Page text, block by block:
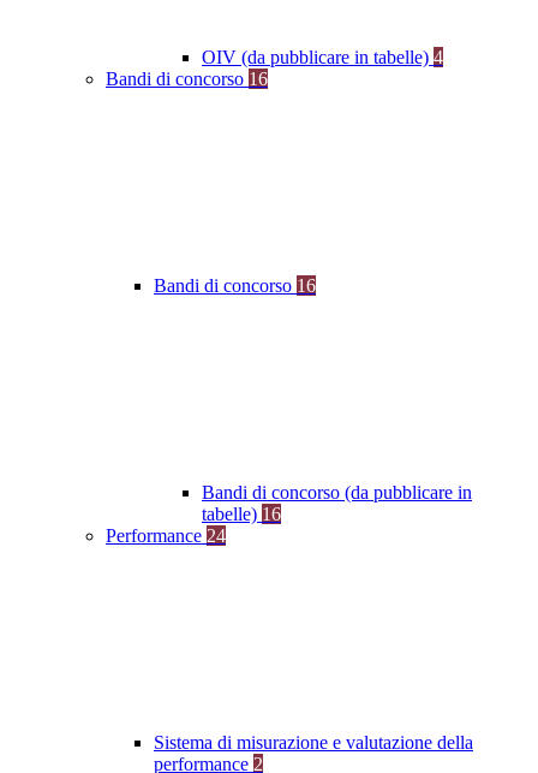
OIV (da pubblicare in tabelle) 4
Bandi di concorso 16
Bandi di concorso 16
Bandi di concorso (da pubblicare in
tabelle) 16
Performance 24
Sistema di misurazione e valutazione della
performance 2